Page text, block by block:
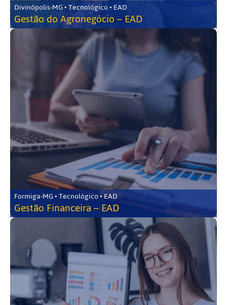
Divinópolis-MG • Tecnológico • EAD
Gestão do Agronegócio – EAD
Formiga-MG • Tecnológico • EAD
Gestão Financeira – EAD